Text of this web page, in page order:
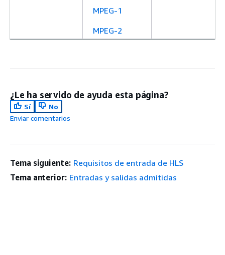
MPEG-1
MPEG-2
¿Le ha servido de ayuda esta página?
Sí
No
Enviar comentarios
Tema siguiente: Requisitos de entrada de HLS
Tema anterior: Entradas y salidas admitidas